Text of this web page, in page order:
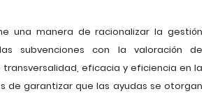
una manera de racionalizar la gestión
subvenciones con la valoración de
eficacia y eficiencia en la
de garantizar que las ayudas se otorgan